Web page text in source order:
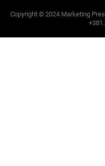
Copyright © 2024 Marketing